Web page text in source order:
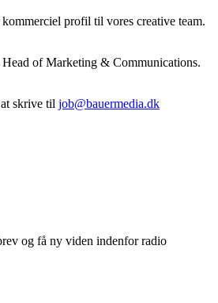
profil til vores creative team.
of Marketing & Communications.
skrive til job@bauermedia.dk
og få ny viden indenfor radio